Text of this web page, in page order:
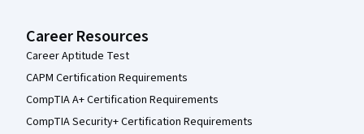
Career Resources
Career Aptitude Test
CAPM Certification Requirements
CompTIA A+ Certification Requirements
CompTIA Security+ Certification Requirements